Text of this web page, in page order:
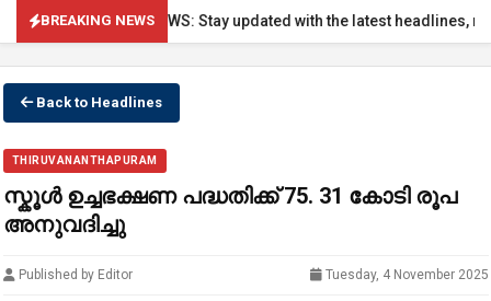
BREAKING NEWS
🔴 BREAKING NEWS: Stay updated with the latest headlines,
Back to Headlines
THIRUVANANTHAPURAM
സ്കൂൾ ഉച്ചഭക്ഷണ പദ്ധതിക്ക് 75. 31 കോടി രൂപ
അനുവദിച്ചു
Published by Editor Tuesday, 4 November 2025